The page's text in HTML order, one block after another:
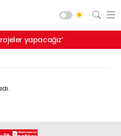
yapacağız’